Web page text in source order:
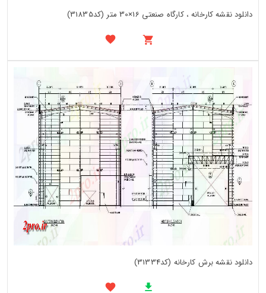
دانلود نقشه کارخانه ، کارگاه صنعتی 16×30 متر (کد31835)
دانلود نقشه برش کارخانه (کد31334)